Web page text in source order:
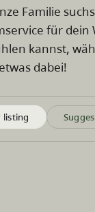
Familie
für dein
kannst,
dabei!
listing